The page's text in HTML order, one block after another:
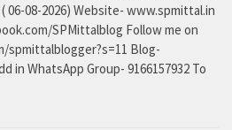
( 06-08-2026) Website- www.spmittal.in
SPMittalblog Follow me on
Blog-
in WhatsApp Group- 9166157932 To